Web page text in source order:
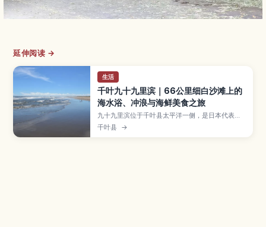
延伸阅读 →
生活
千叶九十九里滨｜66公里细白沙滩上的
海水浴、冲浪与海鲜美食之旅
九十九里滨位于千叶县太平洋一侧，是日本代表性
的长滩之一，约66公里长的宽阔沙滩和开阔海景让
人印象深刻。本文将介绍适合海水浴与冲浪的区
千叶县 →